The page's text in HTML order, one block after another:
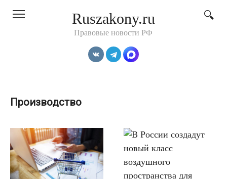
Ruszakony.ru
Правовые новости РФ
Производство